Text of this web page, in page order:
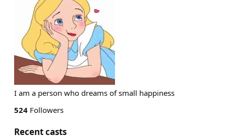
I am a person who dreams of small happiness
524 Followers
Recent casts